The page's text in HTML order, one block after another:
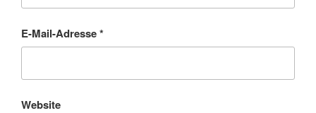
E-Mail-Adresse*
Website